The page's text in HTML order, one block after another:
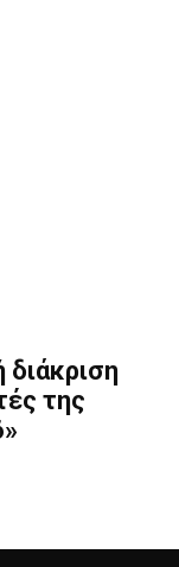
διάκριση
της